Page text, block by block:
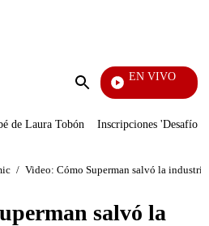
Enviar
EN VIVO
Día A Día
de Laura Tobón Inscripciones 'Desafío'
/ Video: Cómo Superman salvó la
salvó la